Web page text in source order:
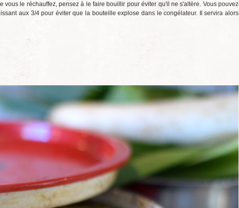
le réchauffez, pensez à le faire bouillir pour éviter qu'il ne s'altère. Vous pouvez
aux 3/4 pour éviter que la bouteille explose dans le congélateur. Il servira alors